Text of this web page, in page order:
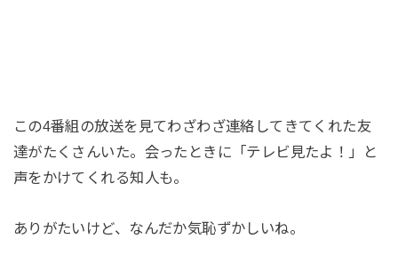
この4番組の放送を見てわざわざ連絡してきてくれた友
達がたくさんいた。会ったときに「テレビ見たよ！」と
声をかけてくれる知人も。
ありがたいけど、なんだか気恥ずかしいね。